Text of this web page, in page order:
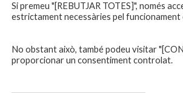
Si premeu "[REBUTJAR TOTES]", només
estrictament necessàries pel funcionament
No obstant això, també podeu visitar
proporcionar un consentiment controlat.